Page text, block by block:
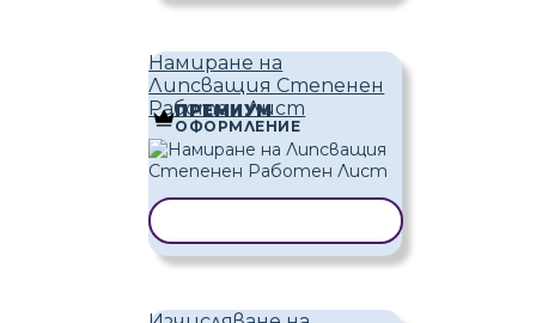
Намиране на
Липсващия Степенен
Работен Лист
ПРЕМИУМ
ОФОРМЛЕНИЕ